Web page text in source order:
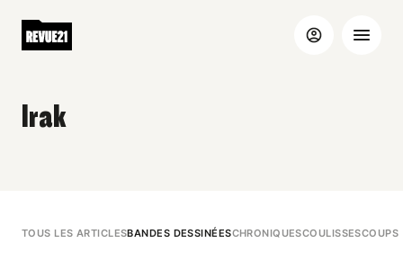
Irak
TOUS LES ARTICLESBANDES DESSINÉESCHRONIQUESCOULISSESCOUPS